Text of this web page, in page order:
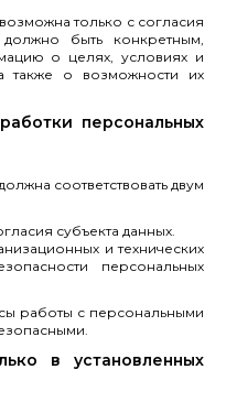
только с согласия
быть конкретным,
о целях, условиях и
также о возможности их
персональных
соответствовать двум
субъекта данных.
и технических
персональных
работы с персональными
в установленных